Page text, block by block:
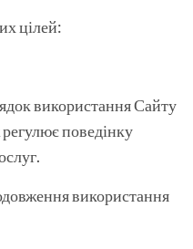
цілей:
використання Сайту
поведінку
використання